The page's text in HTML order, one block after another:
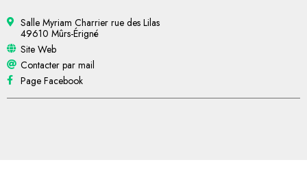
Salle Myriam Charrier rue des Lilas
49610 Mûrs-Érigné
Site Web
Contacter par mail
Page Facebook